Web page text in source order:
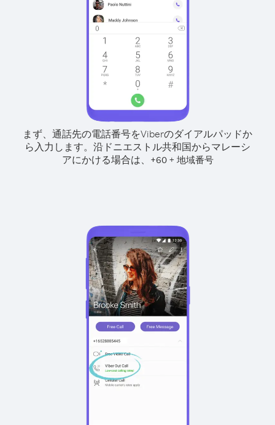
まず、通話先の電話番号をViberのダイアルパッドか
ら入力します。 沿ドニエストル共和国からマレーシ
アにかける場合は、
+60+ 地域番号